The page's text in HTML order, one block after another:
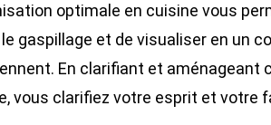
optimale en cuisine vous
gaspillage et de visualiser en un
En clarifiant et aménageant
vous clarifiez votre esprit et votre